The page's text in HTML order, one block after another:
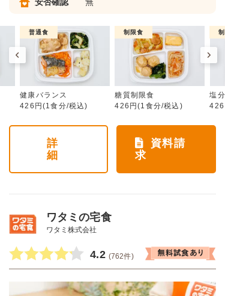
安否確認 無
普通食
健康バランス
426円(1食分/税込)
制限食
糖質制限食
426円(1食分/税込)
塩
詳
細
資料請
求
ワタミの宅食
ワタミ株式会社
4.2 (762件)